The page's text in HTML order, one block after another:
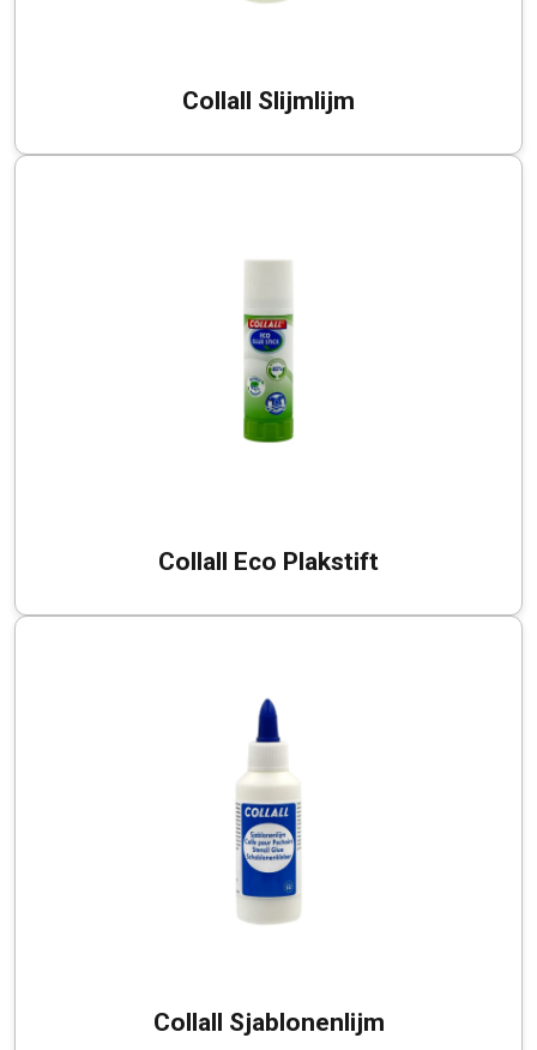
Collall Slijmlijm
Collall Eco Plakstift
Collall Sjablonenlijm